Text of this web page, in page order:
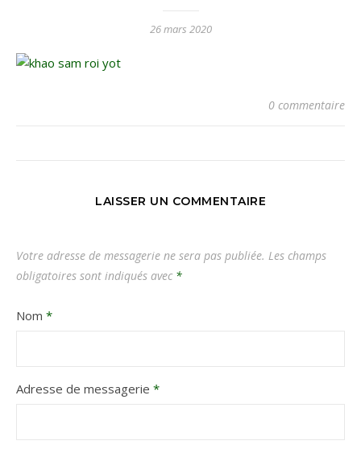
26 mars 2020
0 commentaire
LAISSER UN COMMENTAIRE
Votre adresse de messagerie ne sera pas publiée. Les champs
obligatoires sont indiqués avec *
Nom *
Adresse de messagerie *